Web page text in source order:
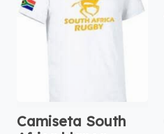
Camiseta South